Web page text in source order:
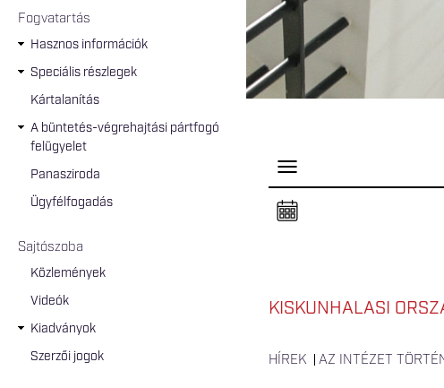
Fogvatartás
Hasznos információk
Speciális részlegek
Kártalanítás
A büntetés-végrehajtási pártfogó
felügyelet
Panasziroda
Ügyfélfogadás
Sajtószoba
Közlemények
Videók
Kiadványok
Szerzői jogok
P
e
l
s
a
KISKUNHALASI
HÍREK AZ INTÉZET